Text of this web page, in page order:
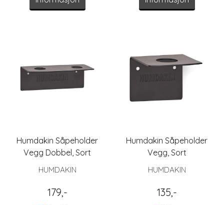
Humdakin Såpeholder
Vegg Dobbel, Sort
HUMDAKIN
179,-
Humdakin Såpeholder
Vegg, Sort
HUMDAKIN
135,-